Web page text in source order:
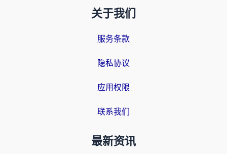
关于我们
服务条款
隐私协议
应用权限
联系我们
最新资讯